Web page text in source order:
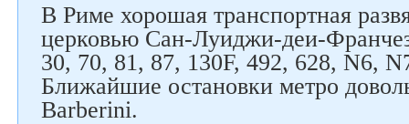
В Риме хорошая транспортная
церковью Сан-Луиджи-деи-
30, 70, 81, 87, 130F, 492, 628, N6,
Ближайшие остановки метро
Barberini.